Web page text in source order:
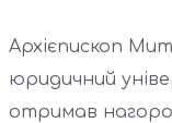
Архієпископ
юридичний
отримав